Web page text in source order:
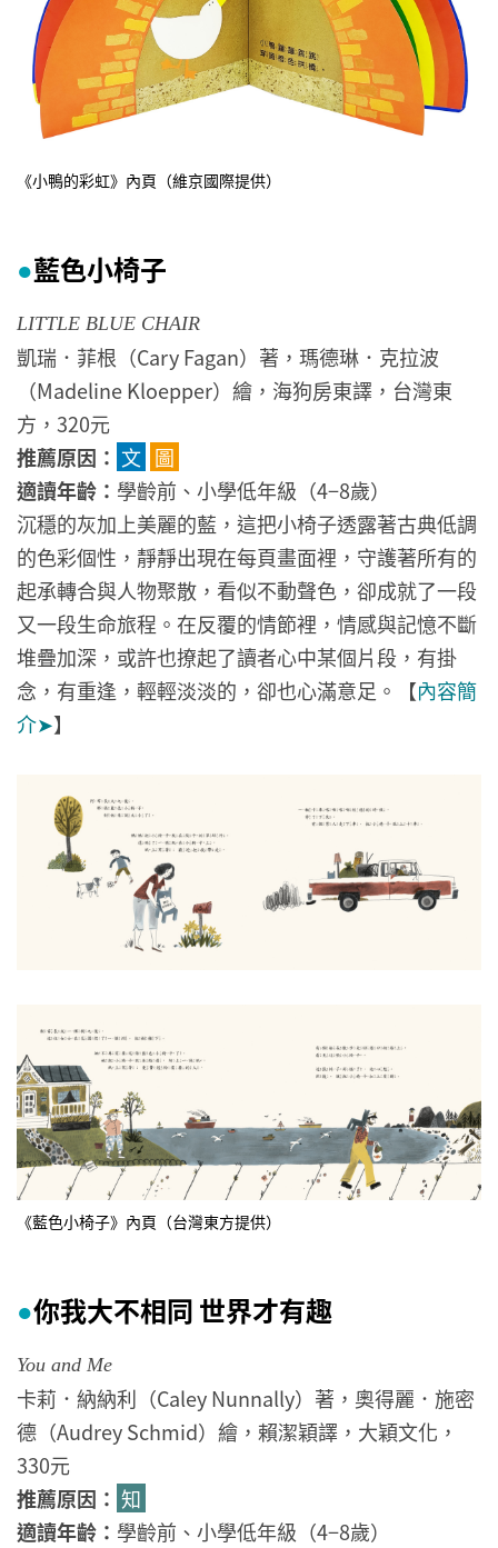
《小鴨的彩虹》內頁（維京國際提供）
●藍色小椅子
LITTLE BLUE CHAIR
凱瑞．菲根（Cary Fagan）著，瑪德琳．克拉波
（Madeline Kloepper）繪，海狗房東譯，台灣東
方，320元
推薦原因： 文 圖
適讀年齡： 學齡前、小學低年級（4−8歲）
沉穩的灰加上美麗的藍，這把小椅子透露著古典低調
的色彩個性，靜靜出現在每頁畫面裡，守護著所有的
起承轉合與人物聚散，看似不動聲色，卻成就了一段
又一段生命旅程。在反覆的情節裡，情感與記憶不斷
堆疊加深，或許也撩起了讀者心中某個片段，有掛
念，有重逢，輕輕淡淡的，卻也心滿意足。【內容簡
介➤】
《藍色小椅子》內頁（台灣東方提供）
●你我大不相同 世界才有趣
You and Me
卡莉．納納利（Caley Nunnally）著，奧得麗．施密
德（Audrey Schmid）繪，賴潔穎譯，大穎文化，
330元
推薦原因： 知
適讀年齡： 學齡前、小學低年級（4−8歲）